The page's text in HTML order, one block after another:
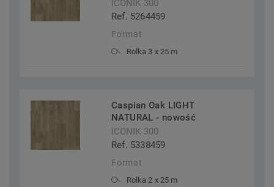
ICONIK 300
Ref. 5264459
Format
Rolka 3 x 25 m
Caspian Oak LIGHT
NATURAL - nowość
ICONIK 300
Ref. 5338459
Format
Rolka 2 x 25 m